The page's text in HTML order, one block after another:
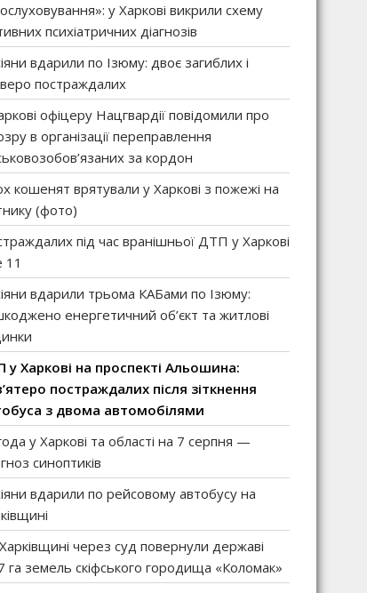
у Харкові викрили схему
психіатричних діагнозів
вдарили по Ізюму: двоє загиблих і
постраждалих
офіцеру Нацгвардії повідомили про
в організації переправлення
за кордон
кошенят врятували у Харкові з пожежі на
(фото)
під час вранішньої ДТП у Харкові
11
вдарили трьома КАБами по Ізюму:
енергетичний об’єкт та житлові
у Харкові на проспекті Альошина:
постраждалих після зіткнення
з двома автомобілями
у Харкові та області на 7 серпня —
синоптиків
вдарили по рейсовому автобусу на
через суд повернули державі
га земель скіфського городища «Коломак»